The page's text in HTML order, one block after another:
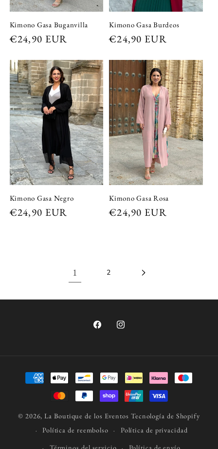
Kimono Gasa Buganvilla
Precio
€24,90 EUR
Kimono Gasa Burdeos
Precio
€24,90 EUR
Kimono Gasa Negro
Precio
€24,90 EUR
Kimono Gasa Rosa
Precio
€24,90 EUR
1 2
FacebookInstagram
Formas
de
© 2026,La Boutique de los Eventos Tecnología de Shopify
Política de reembolso
Política de privacidad